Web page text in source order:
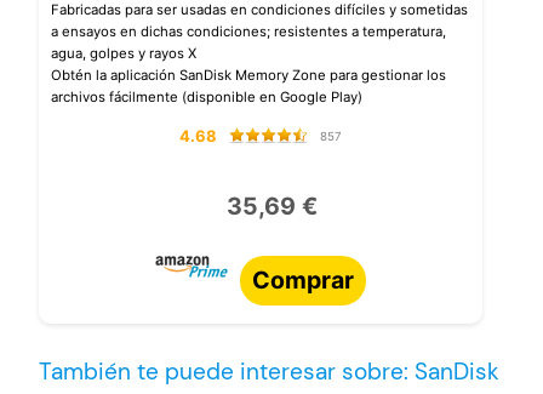
Fabricadas para ser usadas en condiciones difíciles y sometidas
a ensayos en dichas condiciones; resistentes a temperatura,
agua, golpes y rayos X
Obtén la aplicación SanDisk Memory Zone para gestionar los
archivos fácilmente (disponible en Google Play)
4.68 857
35,69 €
Comprar
También te puede interesar sobre: SanDisk